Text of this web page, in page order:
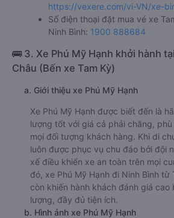
https://vexere.com/vi-VN/xe-
Số điện thoại đặt mua vé xe
Ninh Bình: 1900 888684
🚌 3. Xe Phú Mỹ Hạnh khởi hành
Châu (Bến xe Tam Kỳ)
a. Giới thiệu xe Phú Mỹ Hạnh
Xe Phú Mỹ Hạnh được biết đến là
lượng tốt với giá cả phải chăng,
mọi đối tượng khách hàng. Khi di
luôn được phục vụ chu đáo bởi đội
xế điều khiển xe an toàn trên mọi
đó, xe Phú Mỹ Hạnh đi Ninh Bình từ
còn khiến hành khách đánh giá cao
lượng, đầy đủ tiện ích.
b. Hình ảnh xe Phú Mỹ Hạnh